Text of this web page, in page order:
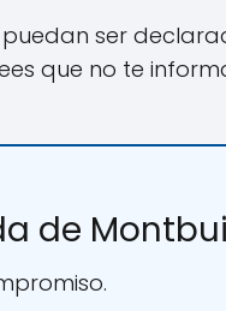
ser
que no te
de Montbui